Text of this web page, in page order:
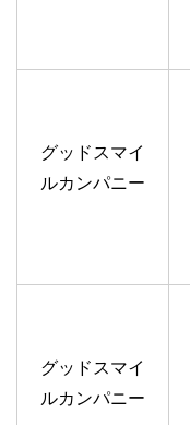
グッドスマイ
ルカンパニー
グッドスマイ
ルカンパニー